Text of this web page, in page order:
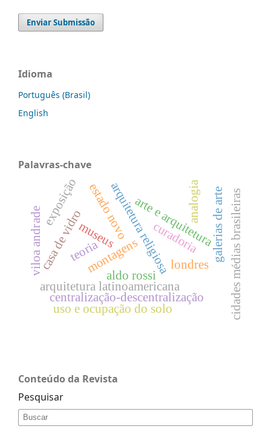
Enviar Submissão
Idioma
Português (Brasil)
English
Palavras-chave
arquitetura religiosa
arte e arquitetura
museus galerias de arte
montagens
casa de vidro
arquitetura latinoamericana
exposição
londres
centralização-descentralização cidades médias brasileiras
uso e ocupação do solo
viloa andrade estado novo analogia
aldo rossi
curadoria
teoria
Conteúdo da Revista
Pesquisar